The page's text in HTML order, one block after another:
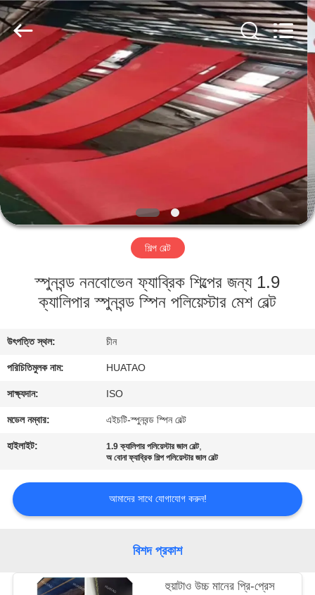
বাড়ি
পণ্য
আমাদের
সম্পর্কে
কারখানা
যোগাযোগ
করুন
খবর
উদ্ধৃতির
জন্য
SITEMAP
2026
HUATAO
LOVER
LTD.
All
Rights
Reserved.
শিল্প বেল্ট
স্পুনবন্ড ননবোভেন ফ্যাব্রিক শিল্পের জন্য 1.9
ক্যালিপার স্পুনবন্ড স্পিন পলিয়েস্টার মেশ বেল্ট
উৎপত্তি স্থল: চীন
পরিচিতিমুলক নাম: HUATAO
সাক্ষ্যদান: ISO
মডেল নম্বার: এইচটি-স্পুনবন্ড স্পিন বেল্ট
হাইলাইট: 1.9 ক্যালিপার পলিয়েস্টার জাল বেল্ট,
অ বোনা ফ্যাব্রিক শিল্প পলিয়েস্টার জাল বেল্ট
আমাদের সাথে যোগাযোগ করুন!
বিশদ প্রকাশ
হুয়াটাও উচ্চ মানের প্রি-প্রেস